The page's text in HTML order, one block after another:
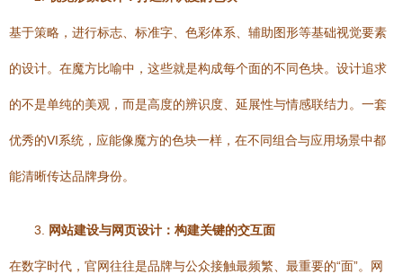
基于策略，进行标志、标准字、色彩体系、辅助图形等基础视觉要素
的设计。在魔方比喻中，这些就是构成每个面的不同色块。设计追求
的不是单纯的美观，而是高度的辨识度、延展性与情感联结力。一套
优秀的VI系统，应能像魔方的色块一样，在不同组合与应用场景中都
能清晰传达品牌身份。
3. 网站建设与网页设计：构建关键的交互面
在数字时代，官网往往是品牌与公众接触最频繁、最重要的“面”。网